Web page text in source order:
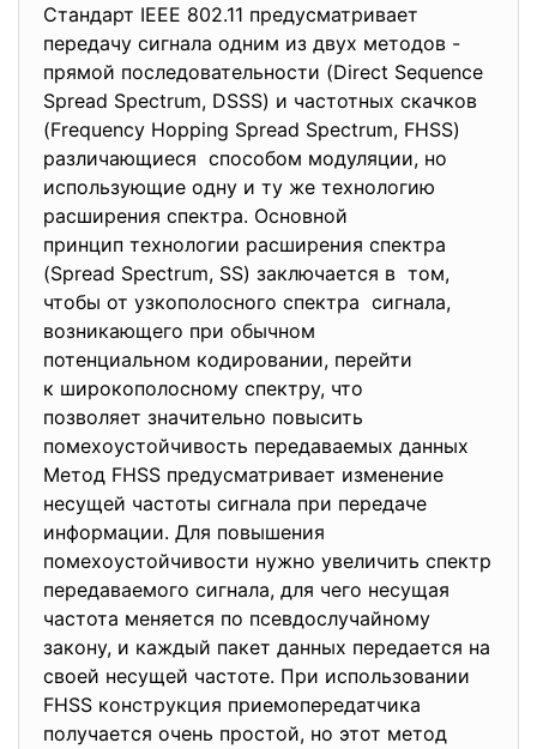
Стандарт IEEE 802.11 предусматривает
передачу сигнала одним из двух методов -
прямой последовательности (Direct Sequence
Spread Spectrum, DSSS) и частотных скачков
(Frequency Hopping Spread Spectrum, FHSS)
различающиеся способом модуляции, но
использующие одну и ту же технологию
расширения спектра. Основной
принцип технологии расширения спектра
(Spread Spectrum, SS) заключается в том,
чтобы от узкополосного спектра сигнала,
возникающего при обычном
потенциальном кодировании, перейти
к широкополосному спектру, что
позволяет значительно повысить
помехоустойчивость передаваемых данных
Метод FHSS предусматривает изменение
несущей частоты сигнала при передаче
информации. Для повышения
помехоустойчивости нужно увеличить спектр
передаваемого сигнала, для чего несущая
частота меняется по псевдослучайному
закону, и каждый пакет данных передается на
своей несущей частоте. При использовании
FHSS конструкция приемопередатчика
получается очень простой, но этот метод